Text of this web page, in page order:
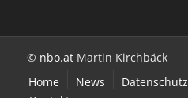
© nbo.atMartin Kirchbäck
Home
News Datenschutz